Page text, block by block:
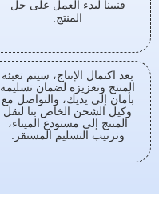
فنيينا لبدء العمل على حل
المنتج.
بعد اكتمال الإنتاج، سيتم تعبئة
المنتج وتعزيزه لضمان تسليمه
بأمان إلى يديك، والتواصل مع
وكيل الشحن الخاص بنا لنقل
المنتج إلى مستودع الميناء،
وترتيب التسليم المستقر.